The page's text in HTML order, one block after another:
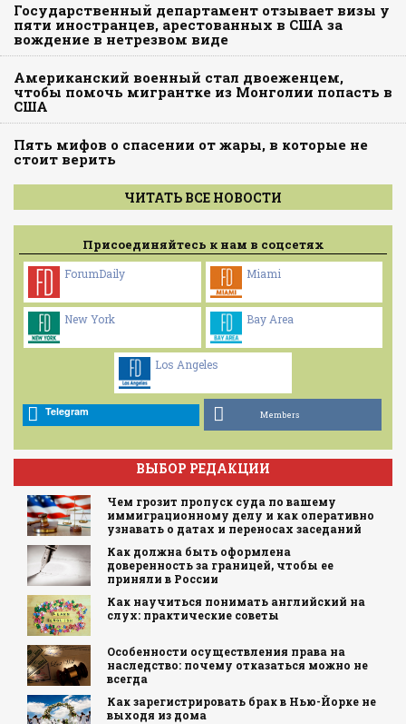
Государственный департамент отзывает визы у
пяти иностранцев, арестованных в США за
вождение в нетрезвом виде
Американский военный стал двоеженцем,
чтобы помочь мигрантке из Монголии попасть в
США
Пять мифов о спасении от жары, в которые не
стоит верить
ЧИТАТЬ ВСЕ НОВОСТИ
Присоединяйтесь к нам в соцсетях
ForumDaily Miami
New York Bay Area
Los Angeles
Telegram Members
ВЫБОР РЕДАКЦИИ
Чем грозит пропуск суда по вашему
иммиграционному делу и как оперативно
узнавать о датах и переносах заседаний
Как должна быть оформлена
доверенность за границей, чтобы ее
приняли в России
Как научиться понимать английский на
слух: практические советы
Особенности осуществления права на
наследство: почему отказаться можно не
всегда
Как зарегистрировать брак в Нью-Йорке не
выходя из дома